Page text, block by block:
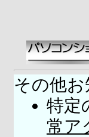
その他お
特定
常ア